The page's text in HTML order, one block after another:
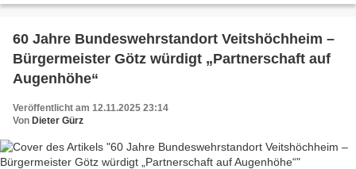
60 Jahre Bundeswehrstandort Veitshöchheim –
Bürgermeister Götz würdigt „Partnerschaft auf
Augenhöhe“
Veröffentlicht am 12.11.2025 23:14
Von Dieter Gürz